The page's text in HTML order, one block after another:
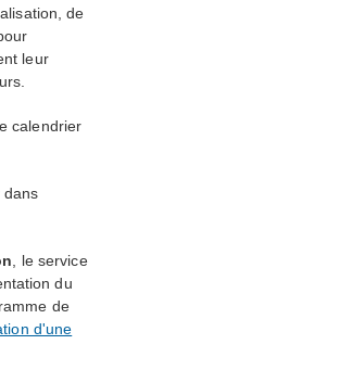
de
leur
calendrier
dans
, le service
du
de
d'une